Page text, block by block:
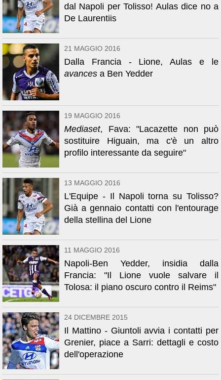
dal Napoli per Tolisso! Aulas dice no a
De Laurentiis
21 MAGGIO 2016
Dalla Francia - Lione, Aulas e le
avances a Ben Yedder
19 MAGGIO 2016
Mediaset, Fava: "Lacazette non può
sostituire Higuain, ma c'è un altro
profilo interessante da seguire"
13 MAGGIO 2016
L'Equipe - Il Napoli torna su Tolisso?
Già a gennaio contatti con l'entourage
della stellina del Lione
11 MAGGIO 2016
Napoli-Ben Yedder, insidia dalla
Francia: "Il Lione vuole salvare il
Tolosa: il piano oscuro contro il Reims"
24 DICEMBRE 2015
Il Mattino - Giuntoli avvia i contatti per
Grenier, piace a Sarri: dettagli e costo
dell'operazione